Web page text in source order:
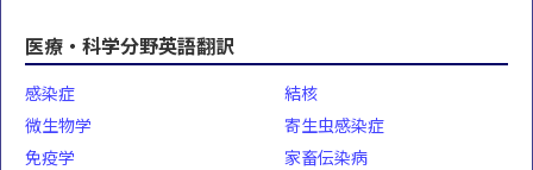
医療・科学分野英語翻訳
感染症
微生物学
免疫学
結核
寄生虫感染症
家畜伝染病